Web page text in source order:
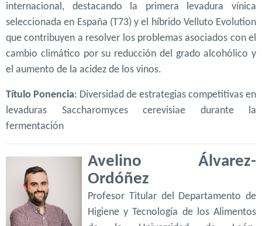
internacional, destacando la primera levadura vínica
seleccionada en España (T73) y el híbrido Velluto Evolution
que contribuyen a resolver los problemas asociados con el
cambio climático por su reducción del grado alcohólico y
el aumento de la acidez de los vinos.
Título Ponencia: Diversidad de estrategias competitivas en
levaduras Saccharomyces cerevisiae durante la
fermentación
Avelino Álvarez-
Ordóñez
Profesor Titular del Departamento de
Higiene y Tecnología de los Alimentos